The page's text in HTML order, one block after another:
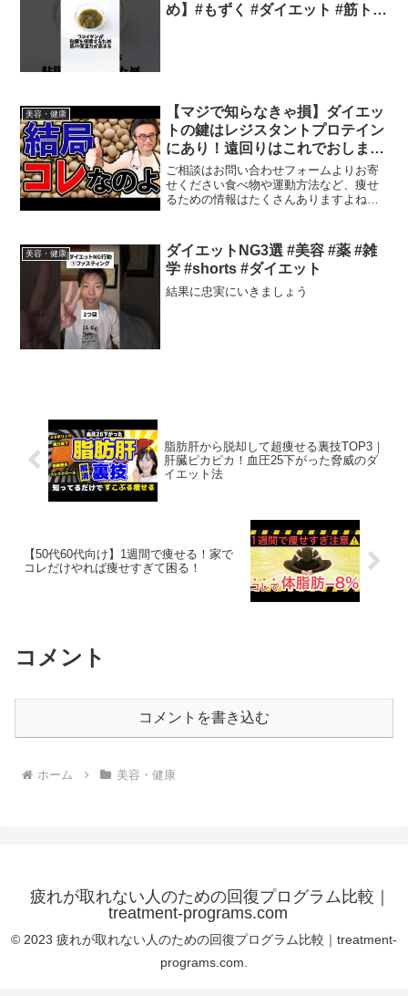
め】#もずく #ダイエット #筋トレ
美容・健康
【マジで知らなきゃ損】ダイエッ
トの鍵はレジスタントプロテイン
にあり！遠回りはこれでおしまい
【医師解説】
ご相談はお問い合わせフォームよりお寄
せください食べ物や運動方法など、痩せ
るための情報はたくさんありますよね。
ク質」です！普通のタンパク質とは違
い、このタンパク質は消化さ...
美容・健康
ダイエットNG3選 #美容 #薬 #雑
学 #shorts #ダイエット
結果に忠実にいきましょう
脂肪肝から脱却して超痩せる裏技TOP3｜
肝臓ピカピカ！血圧25下がった脅威のダ
イエット法
【50代60代向け】1週間で痩せる！家で
コレだけやれば痩せすぎて困る！
コメント
コメントを書き込む
ホーム 美容・健康
疲れが取れない人のための回復プログラム比較｜
treatment-programs.com
© 2023 疲れが取れない人のための回復プログラム比較｜treatment-
programs.com.